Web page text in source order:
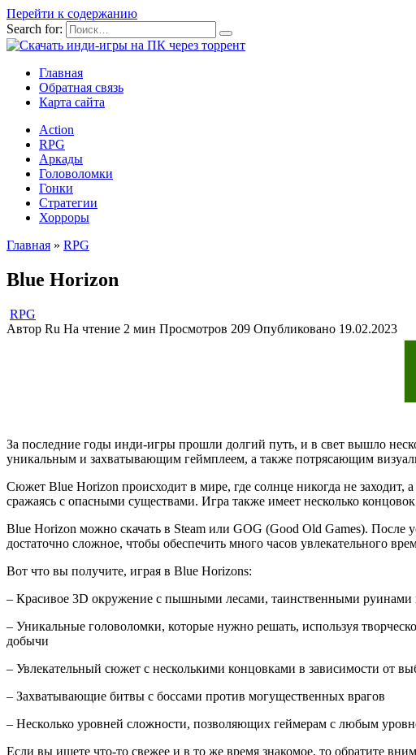
Перейти к содержанию
Search for:
Главная
Обратная связь
Карта сайта
Action
RPG
Аркады
Головоломки
Гонки
Стратегии
Хорроры
Главная » RPG
Blue Horizon
RPG
Автор Ru На чтение 2 мин Просмотров 209 Опубликовано 19.02.2023
За последние годы инди-игры прошли долгий путь, и в свет вышло
уникальным и захватывающим геймплеем, а также потрясающим
Сюжет Blue Horizon происходит в мире, где солнце никогда не заходит,
сражаясь с опасными существами. Игра также имеет несколько
Blue Horizon можно скачать в Steam или GOG (Good Old Games).
достаточно сложное, чтобы обеспечить много часов увлекательного
Вот что вы получите, играя в Blue Horizons:
– Красивое 3D окружение с пышными лесами, таинственными руинами
– Уникальные головоломки, которые нужно решать, используя
добычи
– Увлекательный сюжет с несколькими концовками в зависимости от
– Захватывающие битвы с боссами против могущественных врагов
– Несколько уровней сложности, позволяющих геймерам с любым
Если вы ищете что-то свежее и в то же время знакомое, то обратите